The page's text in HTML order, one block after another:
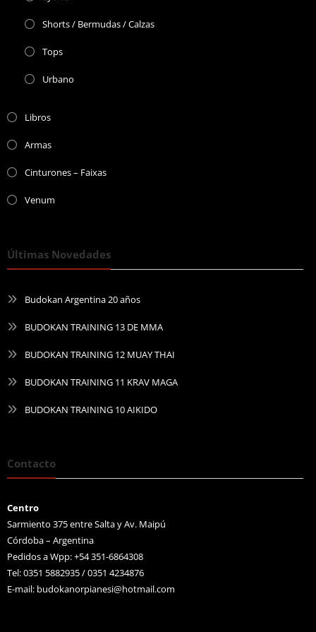
Shorts / Bermudas / Calzas
Tops
Urbano
Libros
Armas
Cinturones – Faixas
Venum
Últimas Novedades
Budokan Argentina 20 años
BUDOKAN TRAINING 13 DE MMA
BUDOKAN TRAINING 12 MUAY THAI
BUDOKAN TRAINING 11 KRAV MAGA
BUDOKAN TRAINING 10 AIKIDO
Contacto
Centro
Sarmiento 375 entre Salta y Av. Maipú
Córdoba – Argentina
Pedidos a Wpp: +54 351-6864308
Tel: 0351 5882935 / 0351 4234876
E-mail: budokanorpianesi@hotmail.com